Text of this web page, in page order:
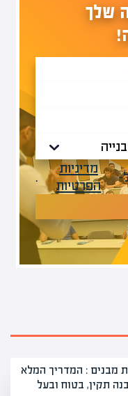
שלך
מדיניות
הפרטיות
.
מבנים : המדריך המלא
תקין, בטוח ובעל